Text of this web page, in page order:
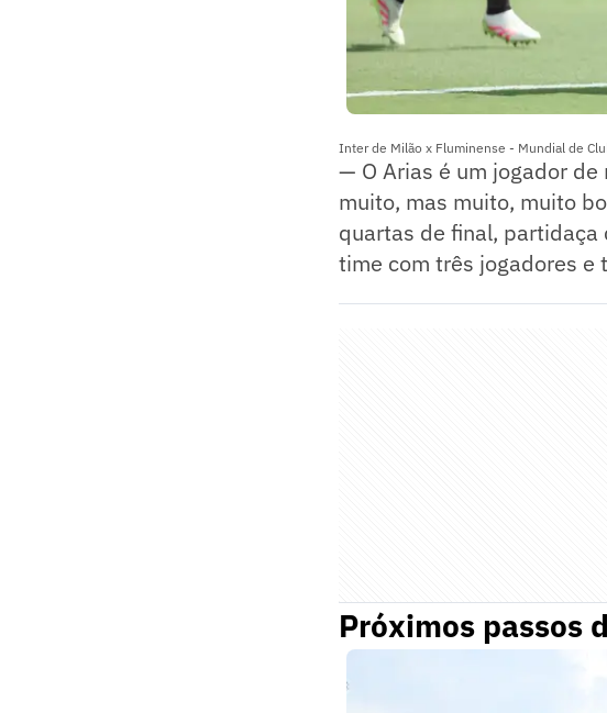
Inter de Milão x Fluminense - Mundial de
— O Arias é um jogador de
muito, mas muito, muito
quartas de final, partidaça
time com três jogadores
Próximos passos